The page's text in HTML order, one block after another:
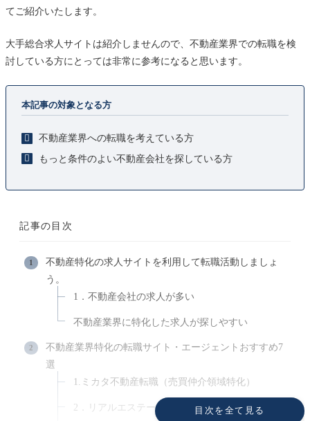
てご紹介いたします。
大手総合求人サイトは紹介しませんので、不動産業界での転職を検
討している方にとっては非常に参考になると思います。
本記事の対象となる方
不動産業界への転職を考えている方
もっと条件のよい不動産会社を探している方
記事の目次
目次を全て見る
不動産特化の求人サイトを利用して転職活動しましょ
う。
1．不動産会社の求人が多い
不動産業界に特化した求人が探しやすい
不動産業界特化の転職サイト・エージェントおすすめ7
選
1.ミカタ不動産転職（売買仲介領域特化）
2．リアルエステートWORKS